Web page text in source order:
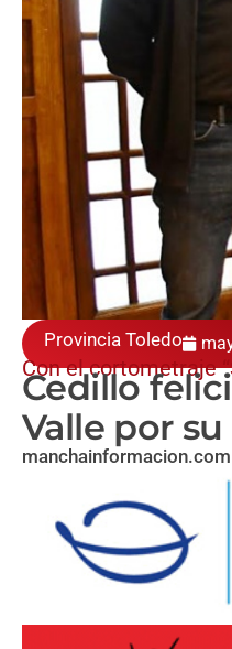
Provincia Toledo
Con el cortometraje
Cedillo
Valle por
manchainformacion.com